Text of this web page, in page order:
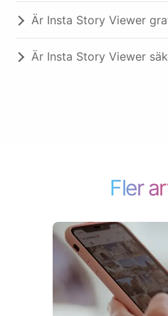
Är Insta Story Viewer
Är Insta Story Viewer
Fler